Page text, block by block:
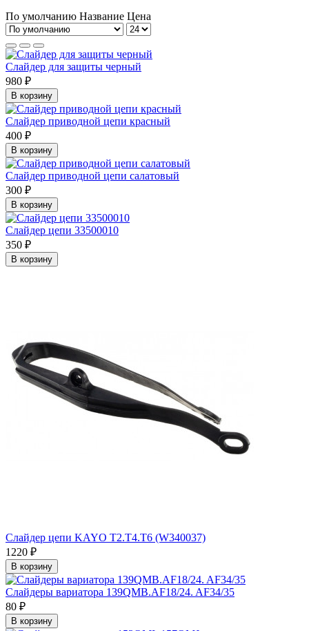
По умолчанию Название Цена
Слайдер для защиты черный
980 ₽
В корзину
Слайдер приводной цепи красный
400 ₽
В корзину
Слайдер приводной цепи салатовый
300 ₽
В корзину
Слайдер цепи 33500010
350 ₽
В корзину
Слайдер цепи KAYO T2.T4.T6 (W340037)
1220 ₽
В корзину
Слайдеры вариатора 139QMB.AF18/24. AF34/35
80 ₽
В корзину